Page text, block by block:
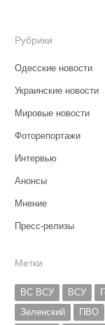
Рубрики
Одесские новости
Украинские новости
Мировые новости
Фоторепортажи
Интервью
Анонсы
Мнение
Пресс-релизы
Метки
ВС ВСУ ВСУ
Зеленский
ПВО